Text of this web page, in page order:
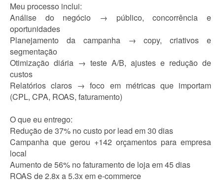
Meu processo inclui:
Análise do negócio → público, concorrência e
oportunidades
Planejamento da campanha → copy, criativos e
segmentação
Otimização diária → teste A/B, ajustes e redução de
custos
Relatórios claros → foco em métricas que importam
(CPL, CPA, ROAS, faturamento)
O que eu entrego:
Redução de 37% no custo por lead em 30 dias
Campanha que gerou +142 orçamentos para empresa
local
Aumento de 56% no faturamento de loja em 45 dias
ROAS de 2.8x a 5.3x em e-commerce